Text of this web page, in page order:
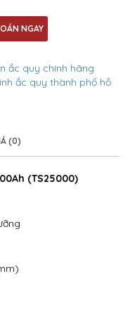
NGAY
ắc quy chính hãng
ắc quy thành phố hồ
(0)
(TS25000)